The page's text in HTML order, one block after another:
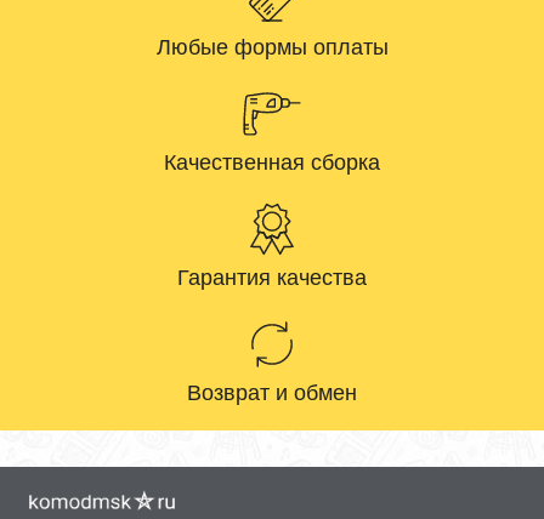
Любые формы оплаты
Качественная сборка
Гарантия качества
Возврат и обмен